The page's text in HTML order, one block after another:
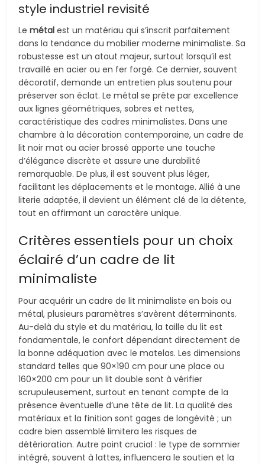
style industriel revisité
Lemétal est un matériau qui s’inscrit parfaitement
dans la tendance du mobilier moderne minimaliste. Sa
robustesse est un atout majeur, surtout lorsqu’il est
travaillé en acier ou en fer forgé. Ce dernier, souvent
décoratif, demande un entretien plus soutenu pour
préserver son éclat. Le métal se prête par excellence
aux lignes géométriques, sobres et nettes,
caractéristique des cadres minimalistes. Dans une
chambre à la décoration contemporaine, un cadre de
lit noir mat ou acier brossé apporte une touche
d’élégance discrète et assure une durabilité
remarquable. De plus, il est souvent plus léger,
facilitant les déplacements et le montage. Allié à une
literie adaptée, il devient un élément clé de la détente,
tout en affirmant un caractère unique.
Critères essentiels pour un choix
éclairé d’un cadre de lit
minimaliste
Pour acquérir un cadre de lit minimaliste en bois ou
métal, plusieurs paramètres s’avèrent déterminants.
Au-delà du style et du matériau, la taille du lit est
fondamentale, le confort dépendant directement de
la bonne adéquation avec le matelas. Les dimensions
standard telles que 90×190 cm pour une place ou
160×200 cm pour un lit double sont à vérifier
scrupuleusement, surtout en tenant compte de la
présence éventuelle d’une tête de lit. La qualité des
matériaux et la finition sont gages de longévité ; un
cadre bien assemblé limitera les risques de
détérioration. Autre point crucial : le type de sommier
intégré, souvent à lattes, influencera le soutien et la